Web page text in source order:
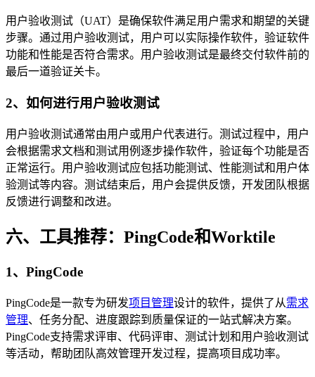
用户验收测试（UAT）是确保软件满足用户需求和期望的关键
步骤。通过用户验收测试，用户可以实际操作软件，验证软件
功能和性能是否符合需求。用户验收测试是最终交付软件前的
最后一道验证关卡。
2、如何进行用户验收测试
用户验收测试通常由用户或用户代表进行。测试过程中，用户
会根据需求文档和测试用例逐步操作软件，验证每个功能是否
正常运行。用户验收测试应包括功能测试、性能测试和用户体
验测试等内容。测试结束后，用户会提供反馈，开发团队根据
反馈进行调整和改进。
六、工具推荐：PingCode和Worktile
1、PingCode
PingCode是一款专为研发项目管理设计的软件，提供了从需求
管理、任务分配、进度跟踪到质量保证的一站式解决方案。
PingCode支持需求评审、代码评审、测试计划和用户验收测试
等活动，帮助团队高效管理开发过程，提高项目成功率。